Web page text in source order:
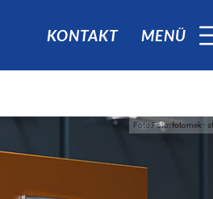
KONTAKT MENÜ
Foto:Foto: fotomek -